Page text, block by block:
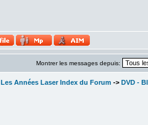
Montrer les messages depuis:
Les Années Laser Index du Forum -> DVD -